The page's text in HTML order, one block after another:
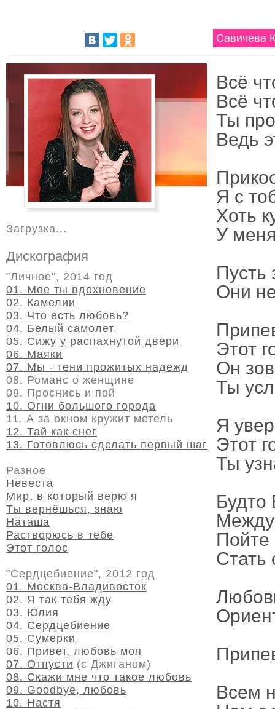
Савичева
Всё
Всё
Ты
Ведь
Я с
Хоть
У
Пусть
Они
Этот
Он
Ты
Я
Этот
Ты
Будто
Между
Пойте
Стать
Всем
Загрузка...
Дискография
"Личное", 2014 год
01. Мое ты вдохновение
02. Камелии
03. Что есть любовь?
04. Белый самолет
05. Сижу у распахнутой двери
06. Маяки
07. Мы - тени прожитых надежд
08. Романс о женщине
09. Проснись и пой
10. Огни большого города
11. А за окном кружит метель
12. Тай как снег
13. Готовлюсь сделать первый шаг
Разное
Невеста
Мир, в который верю я
Ты вернёшься, знаю
Наташа
Растворюсь в тебе
Этот голос
"Сердцебиение", 2012 год
01. Москва-Владивосток
02. Я так тебя жду
03. Юлия
04. Сердцебиение
05. Сумерки
06. Привет, любовь моя
07. Отпусти (с Джиганом)
08. Скажи мне что такое любовь
09. Goodbye, любовь
10. Настя